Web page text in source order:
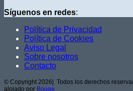
Síguenos en redes:
Política de Privacidad
Política de Cookies
Aviso Legal
Sobre nosotros
Contacto
© Copyright 2026| Todos los derechos
alojado por Bouge